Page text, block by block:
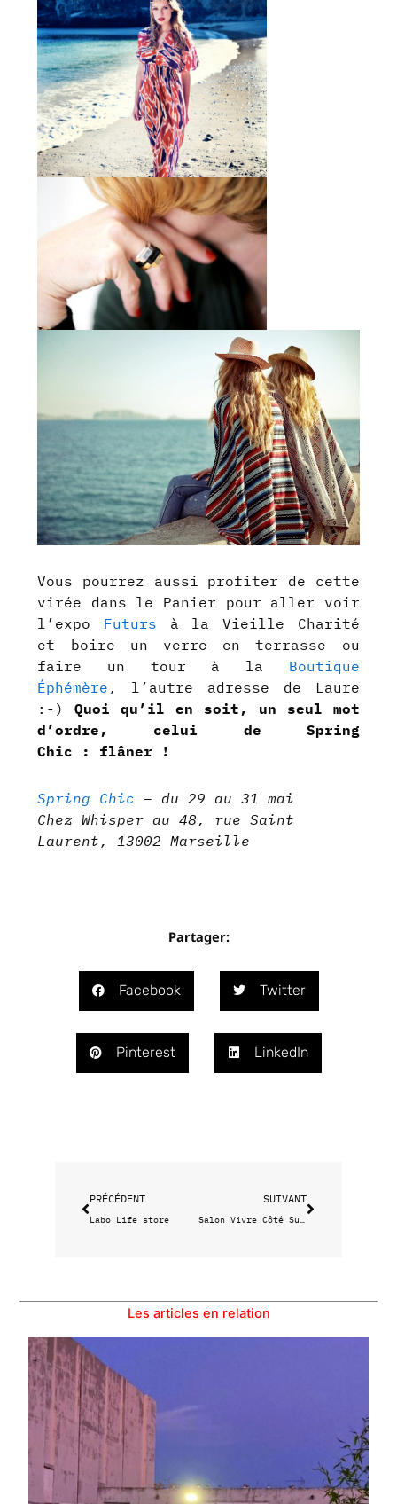
Vous pourrez aussi profiter de cette
virée dans le Panier pour aller voir
l’expo Futurs à la Vieille Charité
et boire un verre en terrasse ou
faire un tour à la Boutique
Éphémère , l’autre adresse de Laure
:-)Quoi qu’il en soit, un seul mot
d’ordre, celui de Spring
Chic : flâner !
Spring Chic – du 29 au 31 mai
Chez Whisper au 48, rue Saint
Laurent, 13002 Marseille
Partager:
Facebook Twitter
Pinterest LinkedIn
PRÉCÉDENT
Labo Life store
SUIVANT
Les articles en relation